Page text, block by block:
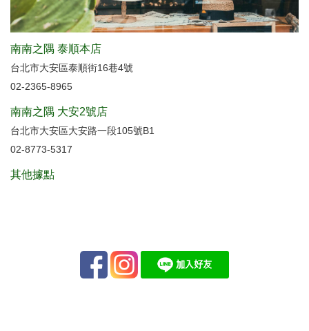
南南之隅 泰順本店
台北市大安區泰順街16巷4號
02-2365-8965
南南之隅 大安2號店
台北市大安區大安路一段105號B1
02-8773-5317
其他據點